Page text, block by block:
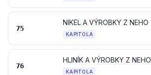
75
NIKEL A VÝROBKY Z NEHO
KAPITOLA
76
HLINÍK A VÝROBKY Z NEHO
KAPITOLA